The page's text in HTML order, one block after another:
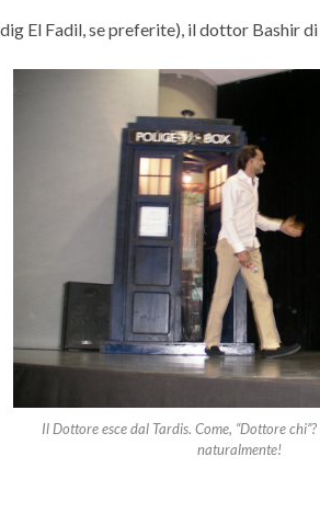
El Fadil, se preferite), il dottor Bashir
Il Dottore esce dal Tardis. Come, “Dottore
naturalmente!